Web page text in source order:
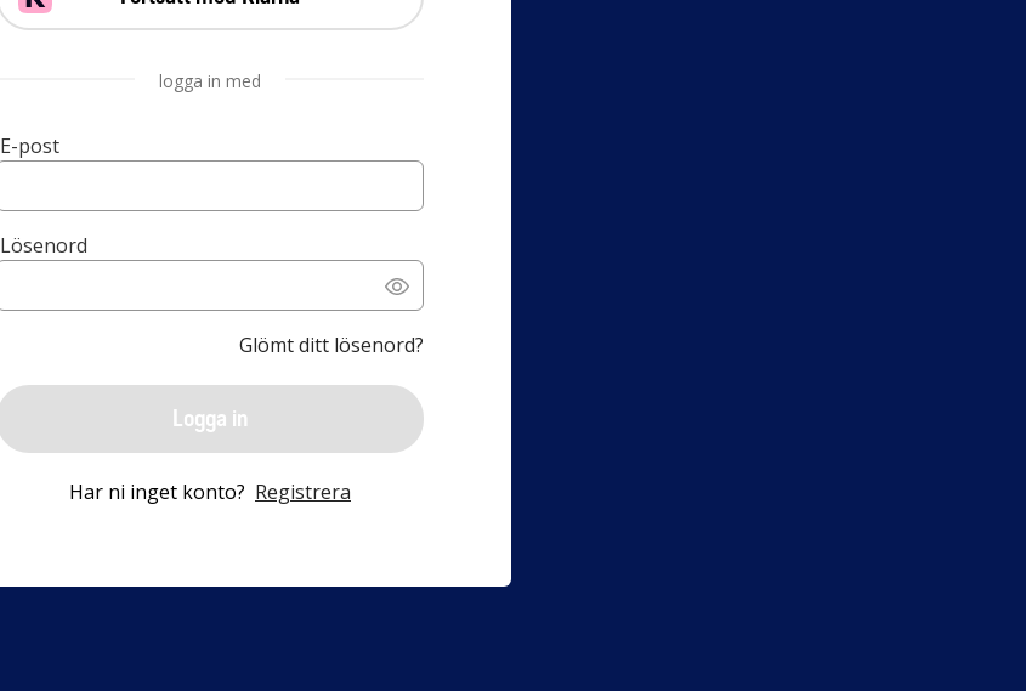
logga in med
E-post
Lösenord
Glömt ditt lösenord?
Logga in
Har ni inget konto? Registrera